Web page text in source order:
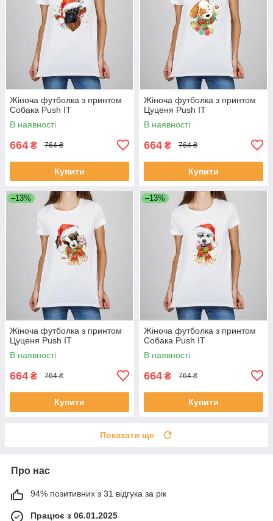
Жіноча футболка з принтом
Собака Push IT
В наявності
664 ₴ 764 ₴
Купити
Жіноча футболка з принтом
Цуценя Push IT
В наявності
664 ₴ 764 ₴
Купити
–13%
Жіноча футболка з принтом
Цуценя Push IT
В наявності
664 ₴ 764 ₴
Купити
–13%
Жіноча футболка з принтом
Собака Push IT
В наявності
664 ₴ 764 ₴
Купити
Показати ще
Про нас
94% позитивних з 31 відгука за рік
Працює з 06.01.2025